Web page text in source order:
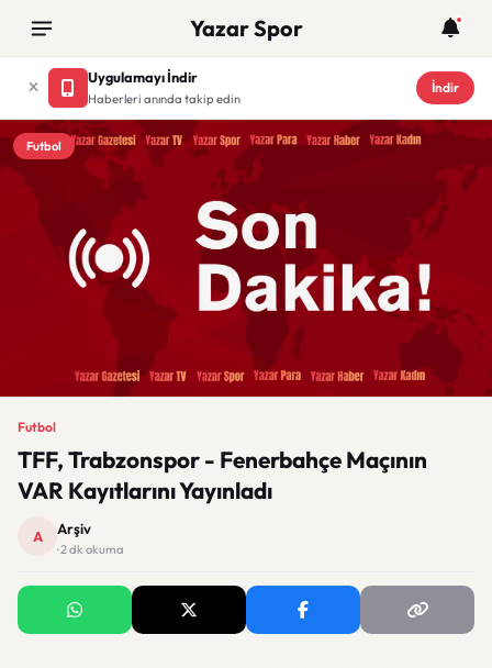
Yazar Spor
Uygulamayı İndir
Haberleri anında takip edin
İndir
Futbol
Futbol
TFF, Trabzonspor - Fenerbahçe Maçının
VAR Kayıtlarını Yayınladı
A Arşiv
· 2 dk okuma